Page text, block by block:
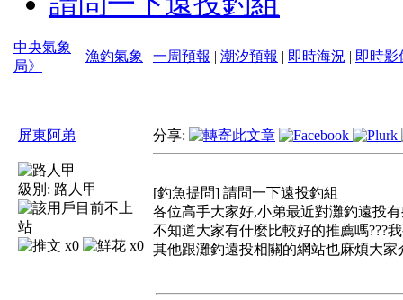
中央氣象
局》
漁釣氣象 | 一周預報 | 潮汐預報 | 即時海況 | 即時影
屏東阿弟
級別: 路人甲
x0 x0
分享:
[釣魚提問] 請問一下遠投釣組
各位高手大家好,小弟最近對灘釣遠投
不知道大家有什麼比較好的推薦嗎???
其他跟灘釣遠投相關的網站也麻煩大家